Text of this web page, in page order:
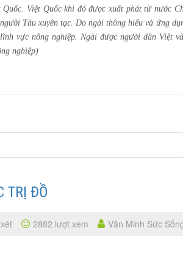
Việt Quốc khi đó được xuất phát từ nước
Tàu xuyên tạc. Do ngài thông hiểu và ứng
vực nông nghiệp. Ngài được người dân Việt
nghiệp)
TRỊ ĐỒ
2882 lượt xem Văn Minh Sức